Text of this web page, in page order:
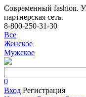
Современный fashion.
партнерская сеть.
8-800-250-31-30
Все
Женское
Мужское
0
Вход Регистрация